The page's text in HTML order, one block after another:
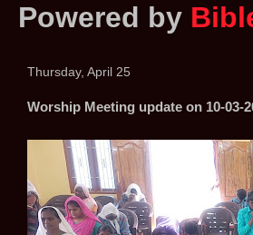
Powered by
Thursday, April 25
Worship Meeting update on 10-03-